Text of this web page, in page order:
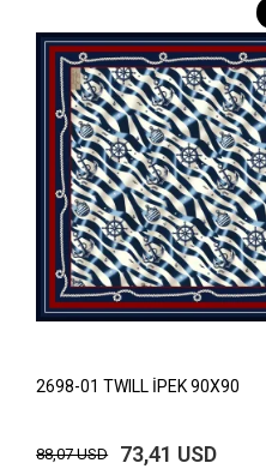
2698-01 TWILL İPEK 90X90
88,07 USD 73,41 USD